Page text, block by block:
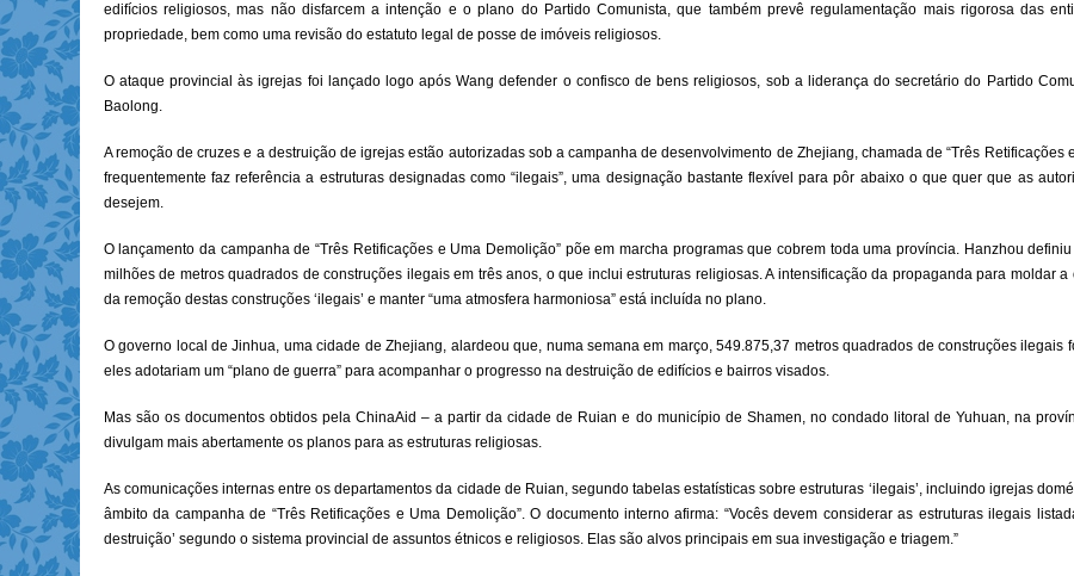
edifícios religiosos, mas não disfarcem a intenção e o plano do Partido Comunista, que também prevê regulamentação mais rigorosa das
propriedade, bem como uma revisão do estatuto legal de posse de imóveis religiosos.
O ataque provincial às igrejas foi lançado logo após Wang defender o confisco de bens religiosos, sob a liderança do secretário do Partido
Baolong.
A remoção de cruzes e a destruição de igrejas estão autorizadas sob a campanha de desenvolvimento de Zhejiang, chamada de “Três Retificações
frequentemente faz referência a estruturas designadas como “ilegais”, uma designação bastante flexível para pôr abaixo o que quer que as
desejem.
O lançamento da campanha de “Três Retificações e Uma Demolição” põe em marcha programas que cobrem toda uma província. Hanzhou
milhões de metros quadrados de construções ilegais em três anos, o que inclui estruturas religiosas. A intensificação da propaganda para moldar
da remoção destas construções ‘ilegais’ e manter “uma atmosfera harmoniosa” está incluída no plano.
O governo local de Jinhua, uma cidade de Zhejiang, alardeou que, numa semana em março, 549.875,37 metros quadrados de construções ilegais
eles adotariam um “plano de guerra” para acompanhar o progresso na destruição de edifícios e bairros visados.
Mas são os documentos obtidos pela ChinaAid – a partir da cidade de Ruian e do município de Shamen, no condado litoral de Yuhuan, na
divulgam mais abertamente os planos para as estruturas religiosas.
As comunicações internas entre os departamentos da cidade de Ruian, segundo tabelas estatísticas sobre estruturas ‘ilegais’, incluindo igrejas
âmbito da campanha de “Três Retificações e Uma Demolição”. O documento interno afirma: “Vocês devem considerar as estruturas ilegais
destruição’ segundo o sistema provincial de assuntos étnicos e religiosos. Elas são alvos principais em sua investigação e triagem.”